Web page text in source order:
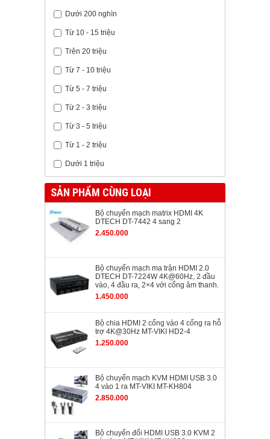
Dưới 200 nghìn
Từ 10 - 15 triệu
Trên 20 triệu
Từ 7 - 10 triệu
Từ 5 - 7 triệu
Từ 2 - 3 triệu
Từ 3 - 5 triệu
Từ 1 - 2 triệu
Dưới 1 triệu
SẢN PHẨM CÙNG LOẠI
Bộ chuyển mạch matrix HDMI 4K
DTECH DT-7442 4 sang 2
2.450.000
Bộ chuyển mạch ma trận HDMI 2.0
DTECH DT-7224W 4K@60Hz, 2 đầu
vào, 4 đầu ra, 2×4 với cổng âm thanh.
1.450.000
Bộ chia HDMI 2 cổng vào 4 cổng ra hỗ
trợ 4K@30Hz MT-VIKI HD2-4
1.250.000
Bộ chuyển mạch KVM HDMI USB 3.0
4 vào 1 ra MT-VIKI MT-KH804
2.850.000
Bộ chuyển đổi HDMI USB 3.0 KVM 2